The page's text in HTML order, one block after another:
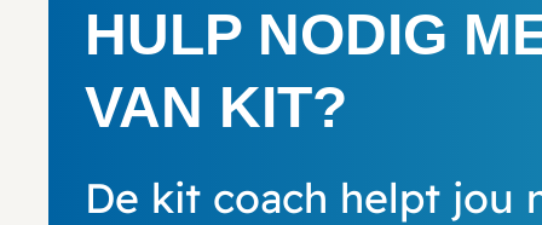
HULP NODIG
VAN KIT?
De kit coach helpt jou